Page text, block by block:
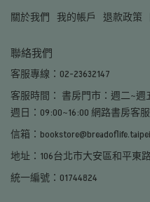
關於我們 我的帳戶 退款政策
聯絡我們
客服專線：02-23632147
客服時間： 書房門市：週二~週
週日：09:00~16:00 網路書房客
信箱：bookstore@breadoflife.taipei
地址：106台北市大安區和平東
統一編號：01744824